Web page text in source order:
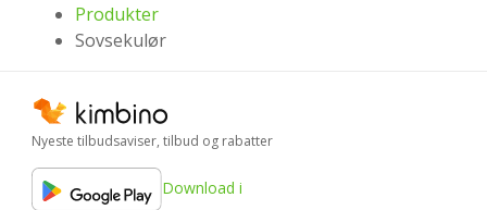
Produkter
Sovsekulør
Nyeste tilbudsaviser, tilbud og rabatter
Download i